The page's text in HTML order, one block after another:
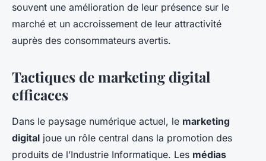
souvent une amélioration de leur présence sur le
marché et un accroissement de leur attractivité
auprès des consommateurs avertis.
Tactiques de marketing digital
efficaces
Dans le paysage numérique actuel, le marketing
digital joue un rôle central dans la promotion des
produits de l’Industrie Informatique. Les médias